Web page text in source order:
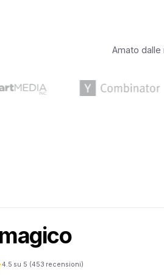
Amato
4.5 su 5 (453 recensioni)